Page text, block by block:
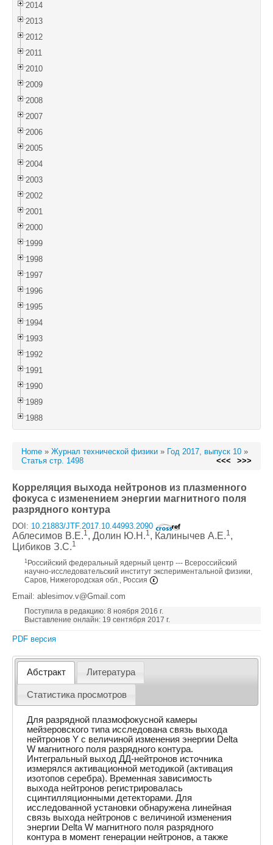
2014
2013
2012
2011
2010
2009
2008
2007
2006
2005
2004
2003
2002
2001
2000
1999
1998
1997
1996
1995
1994
1993
1992
1991
1990
1989
1988
Home » Журнал технической физики » Год 2017, выпуск 10 »
Статья стр. 1498
<<< >>>
Корреляция выхода нейтронов из плазменного
фокуса с изменением энергии магнитного поля
разрядного контура
DOI: 10.21883/JTF.2017.10.44993.2090
Аблесимов В.Е.1, Долин Ю.Н.1, Калинычев А.Е.1,
Цибиков З.С.1
1 Российский федеральный ядерный центр --- Всероссийский
научно-исследовательский институт экспериментальной физики,
Саров, Нижегородская обл., Россия
Email: ablesimov.v@Gmail.com
Поступила в редакцию: 8 ноября 2016 г.
Выставление онлайн: 19 сентября 2017 г.
PDF версия
Абстракт Литература
Статистика просмотров
Для разрядной плазмофокусной камеры
мейзеровского типа исследована связь выхода
нейтронов Y с величиной изменения энергии Delta
W магнитного поля разрядного контура.
Интегральный выход ДД-нейтронов источника
измерялся активационной методикой (активация
изотопов серебра). Временная зависимость
выхода нейтронов регистрировалась
сцинтилляционными детекторами. Для
исследованной установки обнаружена линейная
связь выхода нейтронов с величиной изменения
энергии Delta W магнитного поля разрядного
контура в момент генерации нейтронов, а также